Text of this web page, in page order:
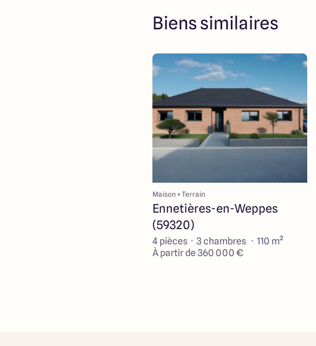
Biens similaires
Maison + Terrain
Ennetières-en-Weppes
(59320)
4 pièces · 3 chambres · 110 m²
À partir de 360 000 €